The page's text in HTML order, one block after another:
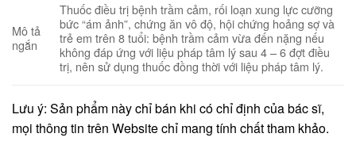
Mô tả
ngắn
Thuốc điều trị bệnh trầm cảm, rối loạn xung lực cưỡng
bức “ám ảnh”, chứng ăn vô độ, hội chứng hoảng sợ và
trẻ em trên 8 tuổi: bệnh trầm cảm vừa đến nặng nếu
không đáp ứng với liệu pháp tâm lý sau 4 – 6 đợt điều
trị, nên sử dụng thuốc đồng thời với liệu pháp tâm lý.
Lưu ý: Sản phẩm này chỉ bán khi có chỉ định của bác sĩ,
mọi thông tin trên Website chỉ mang tính chất tham khảo.